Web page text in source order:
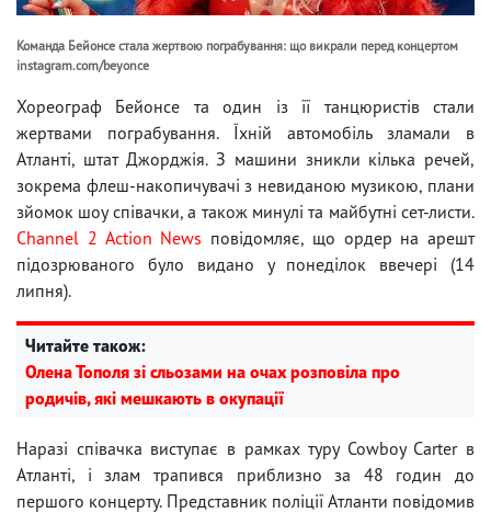
Команда Бейонсе стала жертвою пограбування: що викрали перед концертом
instagram.com/beyonce
Хореограф Бейонсе та один із її танцюристів стали
жертвами пограбування. Їхній автомобіль зламали в
Атланті, штат Джорджія. З машини зникли кілька речей,
зокрема флеш-накопичувачі з невиданою музикою, плани
зйомок шоу співачки, а також минулі та майбутні сет-листи.
Channel 2 Action News повідомляє, що ордер на арешт
підозрюваного було видано у понеділок ввечері (14
липня).
Читайте також:
Олена Тополя зі сльозами на очах розповіла про
родичів, які мешкають в окупації
Наразі співачка виступає в рамках туру Cowboy Carter в
Атланті, і злам трапився приблизно за 48 годин до
першого концерту. Представник поліції Атланти повідомив